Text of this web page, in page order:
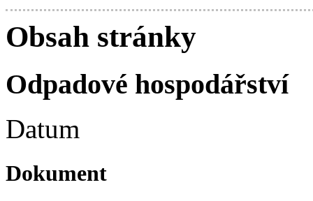
Obsah stránky
Odpadové hospodářství
Datum
Dokument